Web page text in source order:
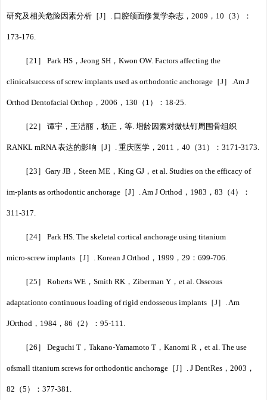
研究及相关危险因素分析［J］. 口腔颌面修复学杂志，2009，10（3）：
173-176.
［21］ Park HS，Jeong SH，Kwon OW. Factors affecting the
clinicalsuccess of screw implants used as orthodontic anchorage［J］.Am J
Orthod Dentofacial Orthop，2006，130（1）：18-25.
［22］ 谭宇，王洁丽，杨正，等. 增龄因素对微钛钉周围骨组织
RANKL mRNA 表达的影响［J］. 重庆医学，2011，40（31）：3171-3173.
［23］Gary JB，Steen ME，King GJ，et al. Studies on the efficacy of
im⁃plants as orthodontic anchorage［J］. Am J Orthod，1983，83（4）：
311-317.
［24］ Park HS. The skeletal cortical anchorage using titanium
micro⁃screw implants［J］. Korean J Orthod，1999，29：699-706.
［25］ Roberts WE，Smith RK，Ziberman Y，et al. Osseous
adaptationto continuous loading of rigid endosseous implants［J］. Am
JOrthod，1984，86（2）：95-111.
［26］ Deguchi T，Takano-Yamamoto T，Kanomi R，et al. The use
ofsmall titanium screws for orthodontic anchorage［J］. J DentRes，2003，
82（5 ）：377-381.